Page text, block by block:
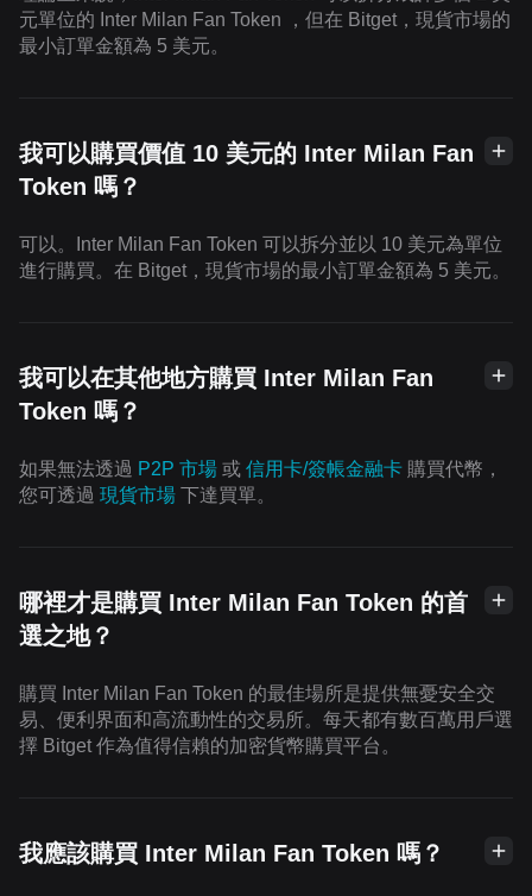
元單位的 Inter Milan Fan Token ，但在 Bitget，現貨市場的
最小訂單金額為 5 美元。
我可以購買價值 10 美元的 Inter Milan Fan
Token 嗎？
可以。Inter Milan Fan Token 可以拆分並以 10 美元為單位
進行購買。在 Bitget，現貨市場的最小訂單金額為 5 美元。
我可以在其他地方購買 Inter Milan Fan
Token 嗎？
如果無法透過 P2P 市場 或 信用卡/簽帳金融卡 購買代幣，
您可透過 現貨市場 下達買單。
哪裡才是購買 Inter Milan Fan Token 的首
選之地？
購買 Inter Milan Fan Token 的最佳場所是提供無憂安全交
易、便利界面和高流動性的交易所。每天都有數百萬用戶選
擇 Bitget 作為值得信賴的加密貨幣購買平台。
我應該購買 Inter Milan Fan Token 嗎？